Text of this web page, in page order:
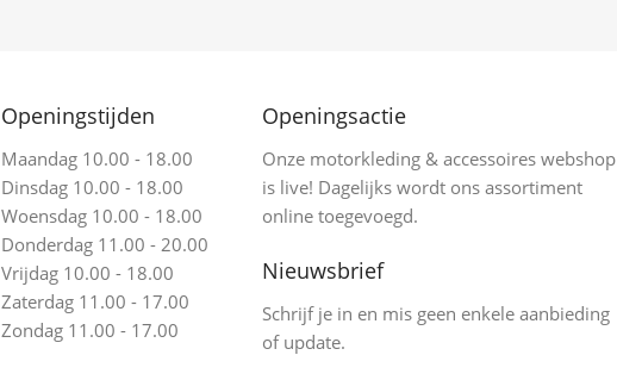
Openingstijden
Maandag 10.00 - 18.00
Dinsdag 10.00 - 18.00
Woensdag 10.00 - 18.00
Donderdag 11.00 - 20.00
Vrijdag 10.00 - 18.00
Zaterdag 11.00 - 17.00
Zondag 11.00 - 17.00
Openingsactie
Onze motorkleding & accessoires webshop
is live! Dagelijks wordt ons assortiment
online toegevoegd.
Nieuwsbrief
Schrijf je in en mis geen enkele aanbieding
of update.